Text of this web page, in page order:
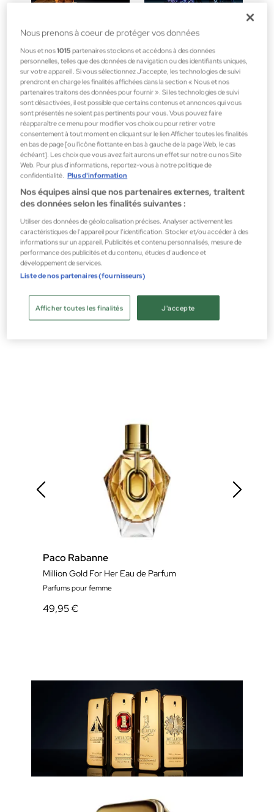
UNIVERS
MILLION
UNIVERS
PHANTOM
UNIVERS
INVICTUS
UNIVERS
Paco Rabanne
Million Gold For Her Eau de Parfum
Parfums pour femme
49,95 €
Nous prenons à coeur de protéger vos données
Nous et nos1015 partenaires stockons et accédons à des données
personnelles, telles que des données de navigation ou des identifiants uniques,
sur votre appareil . Si vous sélectionnez J'accepte, les technologies de suivi
prendront en charge les finalités affichées dans la section « Nous et nos
partenaires traitons des données pour fournir ». Si les technologies de suivi
sont désactivées, il est possible que certains contenus et annonces qui vous
sont présentés ne soient pas pertinents pour vous. Vous pouvez faire
réapparaître ce menu pour modifier vos choix ou pour retirer votre
consentement à tout moment en cliquant sur le lien Afficher toutes les finalités
en bas de page [ou l'icône flottante en bas à gauche de la page Web, le cas
échéant]. Les choix que vous avez fait aurons un effet sur notre ou nos Site
Web. Pour plus d’informations, reportez-vous à notre politique de
confidentialité. Plus d'information
Nos équipes ainsi que nos partenaires externes, traitent
des données selon les finalités suivantes :
Utiliser des données de géolocalisation précises. Analyser activement les
caractéristiques de l’appareil pour l’identification. Stocker et/ou accéder à des
informations sur un appareil. Publicités et contenu personnalisés, mesure de
performance des publicités et du contenu, études d’audience et
développement de services.
Liste de nos partenaires (fournisseurs)
J'accepte
Afficher toutes les finalités